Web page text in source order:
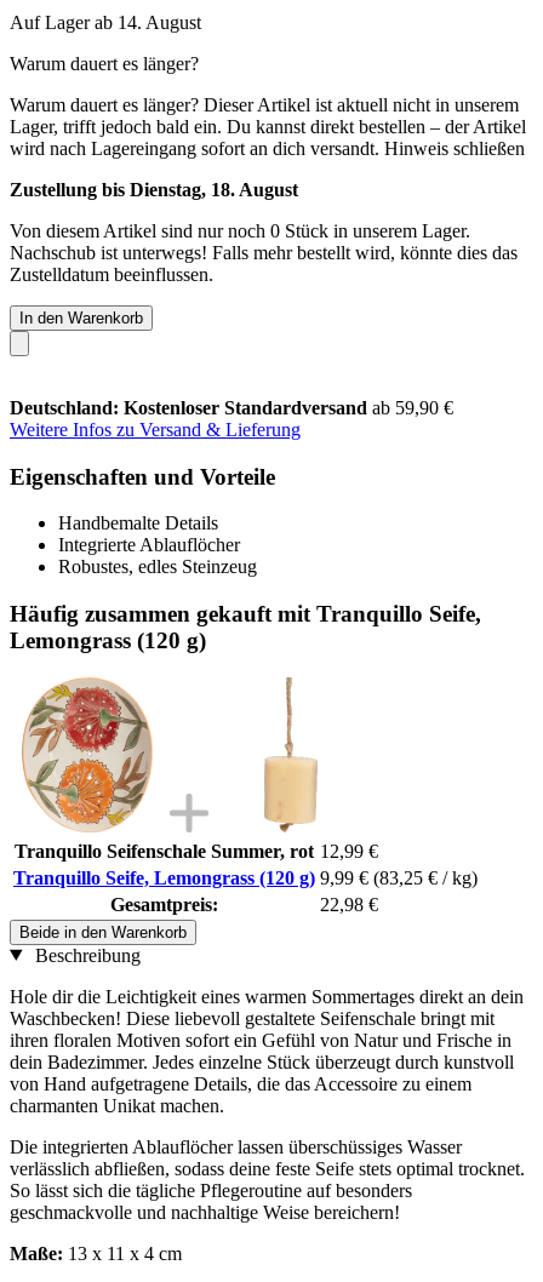
Auf Lager ab 14. August
Warum dauert es länger?
Warum dauert es länger? Dieser Artikel ist aktuell nicht in unserem
Lager, trifft jedoch bald ein. Du kannst direkt bestellen – der Artikel
wird nach Lagereingang sofort an dich versandt. Hinweis schließen
Zustellung bis Dienstag, 18. August
Von diesem Artikel sind nur noch 0 Stück in unserem Lager.
Nachschub ist unterwegs! Falls mehr bestellt wird, könnte dies das
Zustelldatum beeinflussen.
In den Warenkorb
Deutschland: Kostenloser Standardversand ab 59,90 €
Weitere Infos zu Versand & Lieferung
Eigenschaften und Vorteile
Handbemalte Details
Integrierte Ablauflöcher
Robustes, edles Steinzeug
Häufig zusammen gekauft mit Tranquillo Seife,
Lemongrass (120 g)
Tranquillo Seifenschale Summer, rot 12,99 €
Tranquillo Seife, Lemongrass (120 g) 9,99 € (83,25 € / kg)
Gesamtpreis:
22,98 €
Beide in den Warenkorb
Beschreibung
Hole dir die Leichtigkeit eines warmen Sommertages direkt an dein
Waschbecken! Diese liebevoll gestaltete Seifenschale bringt mit
ihren floralen Motiven sofort ein Gefühl von Natur und Frische in
dein Badezimmer. Jedes einzelne Stück überzeugt durch kunstvoll
von Hand aufgetragene Details, die das Accessoire zu einem
charmanten Unikat machen.
Die integrierten Ablauflöcher lassen überschüssiges Wasser
verlässlich abfließen, sodass deine feste Seife stets optimal trocknet.
So lässt sich die tägliche Pflegeroutine auf besonders
geschmackvolle und nachhaltige Weise bereichern!
Maße: 13 x 11 x 4 cm